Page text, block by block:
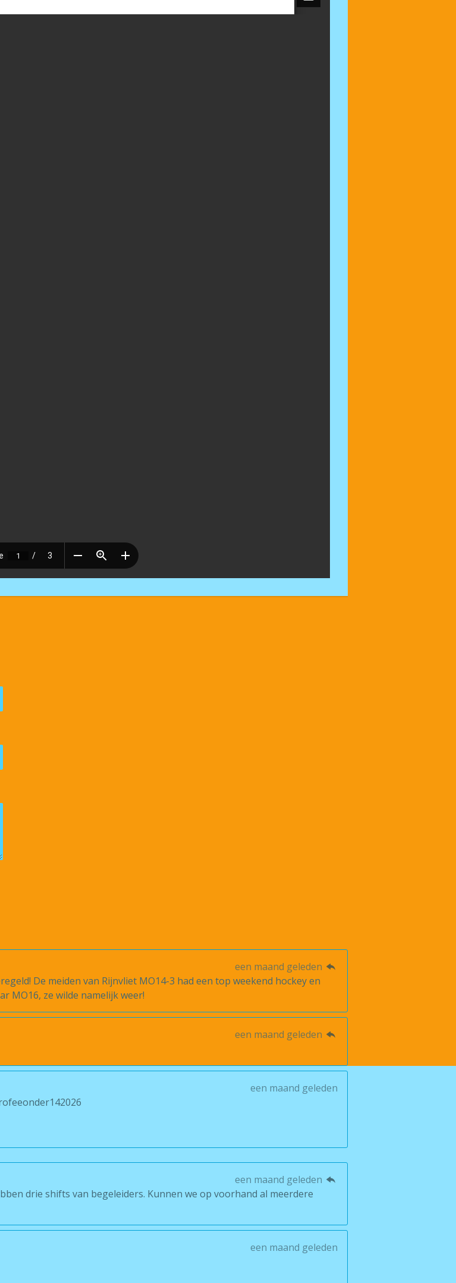
een maand geleden
De meiden van Rijnvliet MO14-3 had een top weekend hockey en
MO16, ze wilde namelijk weer!
een maand geleden
een maand geleden
een maand geleden
drie shifts van begeleiders. Kunnen we op voorhand al meerdere
een maand geleden